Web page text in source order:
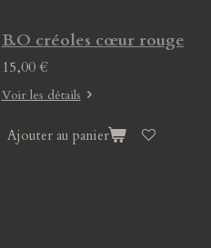
B.O créoles cœur rouge
15,00 €
Voir les détails
Ajouter au panier